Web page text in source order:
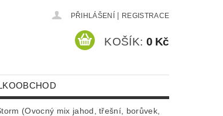
PŘIHLÁŠENÍ REGISTRACE
KOŠÍK: 0 Kč
(Ovocný mix jahod, třešní, borůvek,